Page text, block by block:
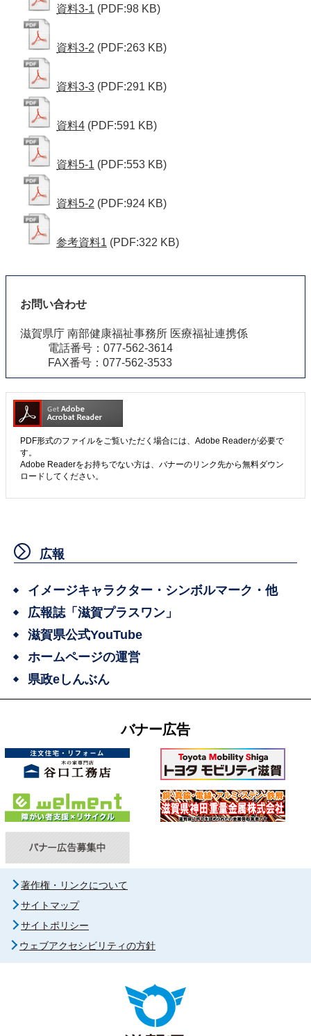
資料3-1 (PDF:98 KB)
資料3-2 (PDF:263 KB)
資料3-3 (PDF:291 KB)
資料4 (PDF:591 KB)
資料5-1 (PDF:553 KB)
資料5-2 (PDF:924 KB)
参考資料1 (PDF:322 KB)
お問い合わせ
滋賀県庁 南部健康福祉事務所 医療福祉連携係
電話番号：077-562-3614
FAX番号：077-562-3533
PDF形式のファイルをご覧いただく場合には、Adobe Readerが必要で
す。
Adobe Readerをお持ちでない方は、バナーのリンク先から無料ダウン
ロードしてください。
広報
イメージキャラクター・シンボルマーク・他
広報誌「滋賀プラスワン」
滋賀県公式YouTube
ホームページの運営
県政eしんぶん
バナー広告
著作権・リンクについて
サイトマップ
サイトポリシー
ウェブアクセシビリティの方針